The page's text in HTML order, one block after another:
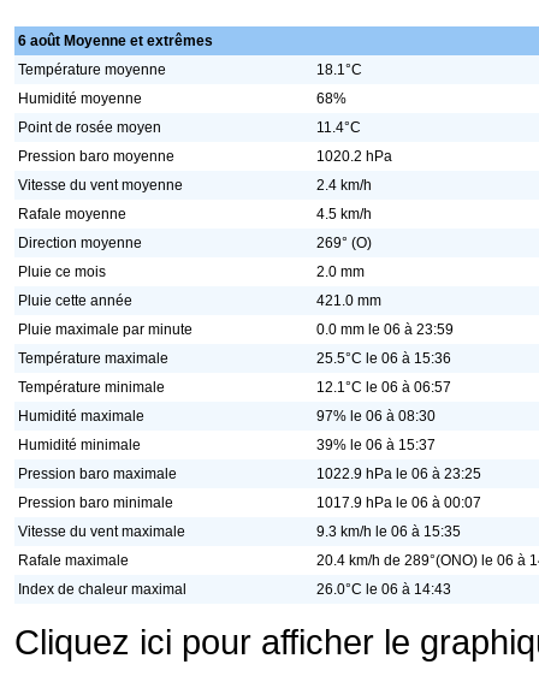
6 août Moyenne et extrêmes
Température moyenne
18.1°C
Humidité moyenne
68%
Point de rosée moyen
11.4°C
Pression baro moyenne
1020.2 hPa
Vitesse du vent moyenne
2.4 km/h
Rafale moyenne
4.5 km/h
Direction moyenne
269° (O)
Pluie ce mois
2.0 mm
Pluie cette année
421.0 mm
Pluie maximale par minute
0.0 mm le 06 à 23:59
Température maximale
25.5°C le 06 à 15:36
Température minimale
12.1°C le 06 à 06:57
Humidité maximale
97% le 06 à 08:30
Humidité minimale
39% le 06 à 15:37
Pression baro maximale
1022.9 hPa le 06 à 23:25
Pression baro minimale
1017.9 hPa le 06 à 00:07
Vitesse du vent maximale
9.3 km/h le 06 à 15:35
Rafale maximale
20.4 km/h de 289°(ONO) le 06 à
Index de chaleur maximal
26.0°C le 06 à 14:43
Cliquez ici pour afficher le